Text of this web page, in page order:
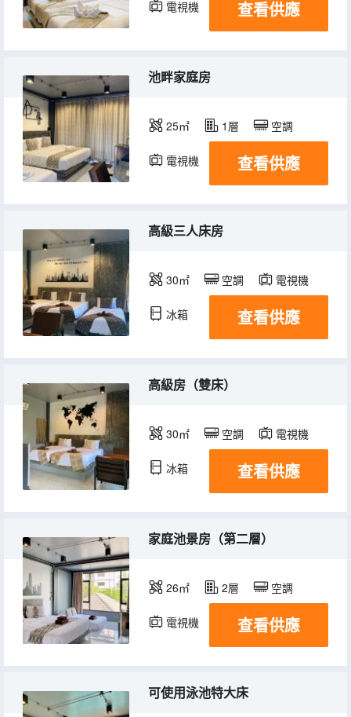
電視機 查看供應
池畔家庭房
25㎡ 1層 空調
電視機 冰箱
查看供應
高級三人床房
30㎡ 空調 電視機
冰箱 查看供應
高級房（雙床）
30㎡ 空調 電視機
冰箱 查看供應
家庭池景房（第二層）
26㎡ 2層 空調
電視機 冰箱
查看供應
可使用泳池特大床